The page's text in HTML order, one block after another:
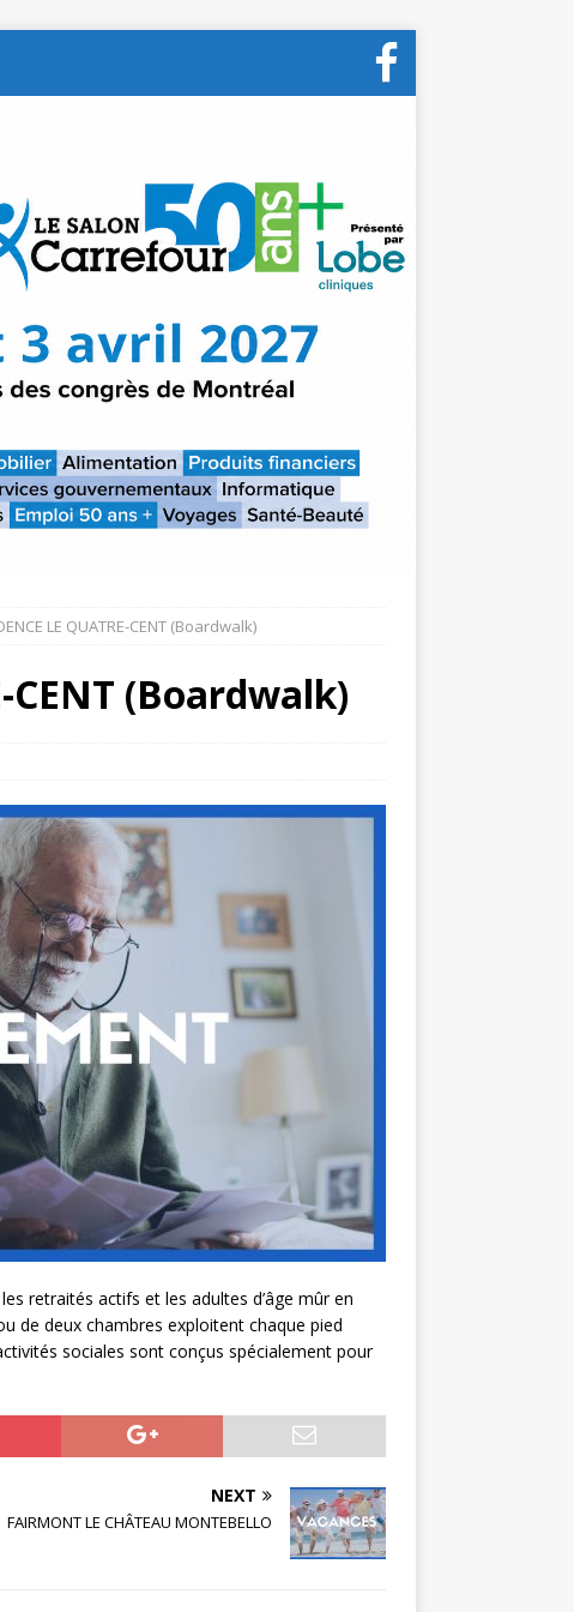
LE QUATRE-CENT (Boardwalk)
CENT (Boardwalk)
retraités actifs et les adultes d’âge mûr en
de deux chambres exploitent chaque pied
sociales sont conçus spécialement pour
NEXT
FAIRMONT LE CHÂTEAU MONTEBELLO